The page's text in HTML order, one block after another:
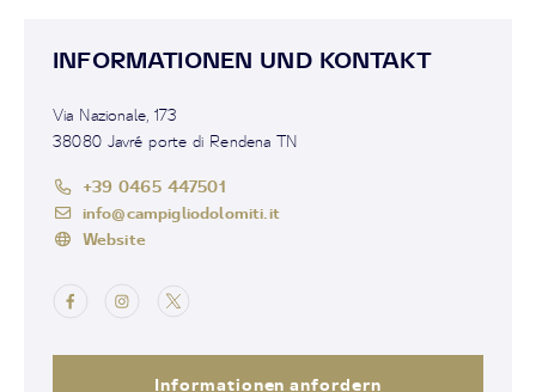
INFORMATIONEN UND KONTAKT
Via Nazionale, 173
38080 Javré porte di Rendena TN
+39 0465 447501
info@campigliodolomiti.it
Website
Informationen anfordern